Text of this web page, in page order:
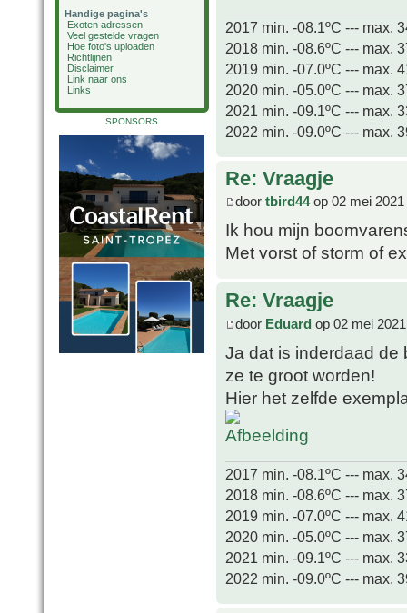
Handige pagina's
Exoten adressen
Veel gestelde vragen
Hoe foto's uploaden
Richtlijnen
Disclaimer
Link naar ons
Links
SPONSORS
2017 min. -08.1ºC --- max.
2018 min. -08.6ºC --- max.
2019 min. -07.0ºC --- max.
2020 min. -05.0ºC --- max.
2021 min. -09.1ºC --- max.
2022 min. -09.0ºC --- max.
Re: Vraagje
door tbird44op 02 mei 2021
Ik hou mijn
Met vorst of storm of
Re: Vraagje
door Eduard op 02 mei
Ja dat is inderdaad de
ze te groot worden!
Hier het zelfde
2017 min. -08.1ºC --- max.
2018 min. -08.6ºC --- max.
2019 min. -07.0ºC --- max.
2020 min. -05.0ºC --- max.
2021 min. -09.1ºC --- max.
2022 min. -09.0ºC --- max.